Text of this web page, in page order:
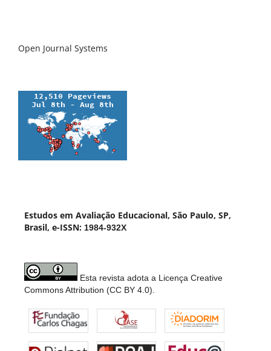
Open Journal Systems
Estudos em Avaliação Educacional, São Paulo, SP,
Brasil, e-ISSN: 1984-932X
Esta revista adota a Licença Creative
Commons Attribution (CC BY 4.0).